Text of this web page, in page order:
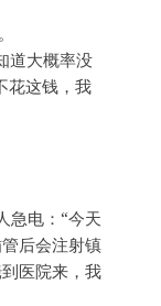
道大概率没
花这钱，我
急电：“今天
后会注射镇
医院来，我